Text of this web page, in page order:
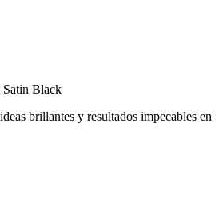
Black
brillantes y resultados impecables en